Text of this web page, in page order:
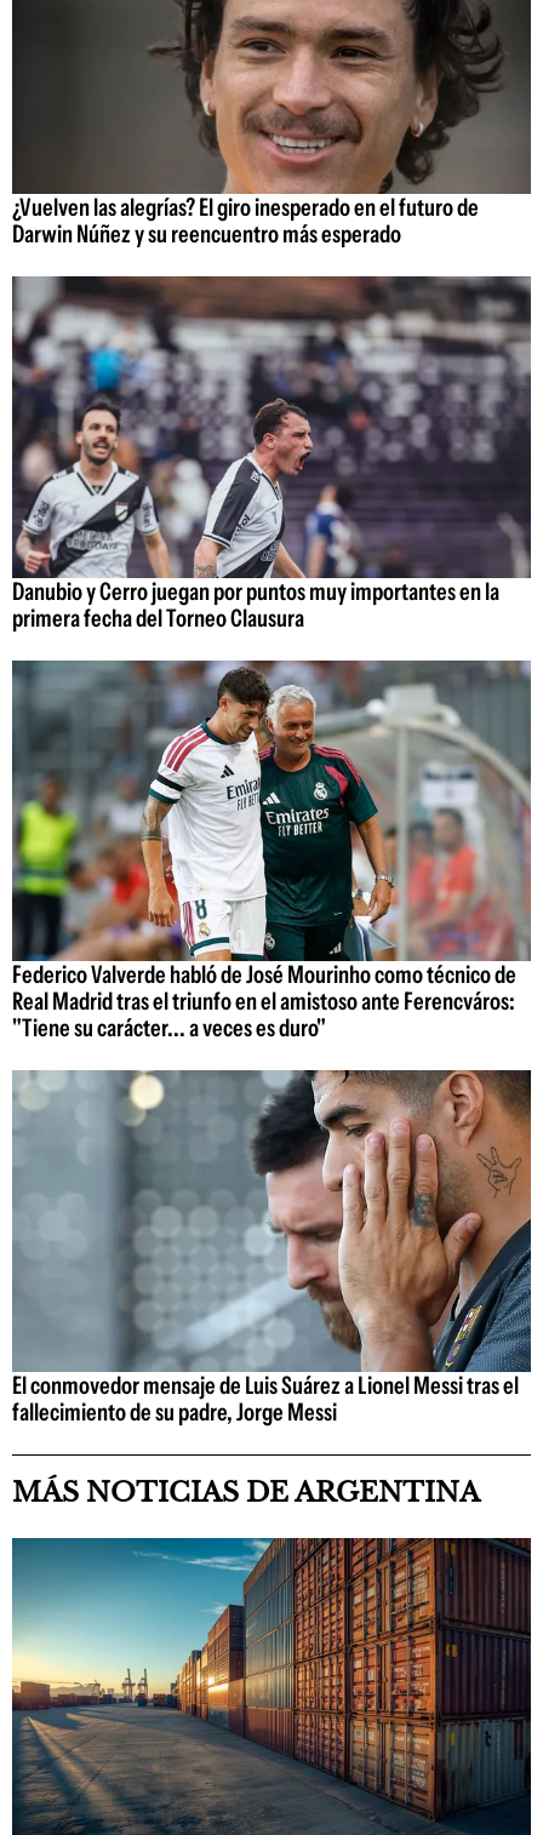
¿Vuelven las alegrías? El giro inesperado en el futuro de
Darwin Núñez y su reencuentro más esperado
Danubio y Cerro juegan por puntos muy importantes en la
primera fecha del Torneo Clausura
Federico Valverde habló de José Mourinho como técnico de
Real Madrid tras el triunfo en el amistoso ante Ferencváros:
"Tiene su carácter... a veces es duro"
El conmovedor mensaje de Luis Suárez a Lionel Messi tras el
fallecimiento de su padre, Jorge Messi
MÁS NOTICIAS DE ARGENTINA